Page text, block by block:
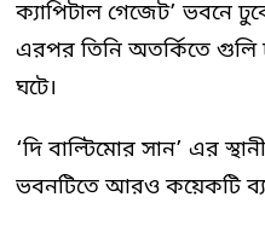
ক্যাপিটাল গেজেট’ ভবনে
এরপর তিনি অতর্কিতে গুলি
ঘটে।
‘দি বাল্টিমোর সান’ এর
ভবনটিতে আরও কয়েকটি